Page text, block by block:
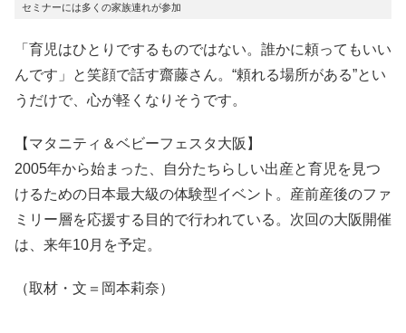
セミナーには多くの家族連れが参加
「育児はひとりでするものではない。誰かに頼ってもいい
んです」と笑顔で話す齋藤さん。“頼れる場所がある”とい
うだけで、心が軽くなりそうです。
【マタニティ＆ベビーフェスタ大阪】
2005年から始まった、自分たちらしい出産と育児を見つ
けるための日本最大級の体験型イベント。産前産後のファ
ミリー層を応援する目的で行われている。次回の大阪開催
は、来年10月を予定。
（取材・文＝岡本莉奈）